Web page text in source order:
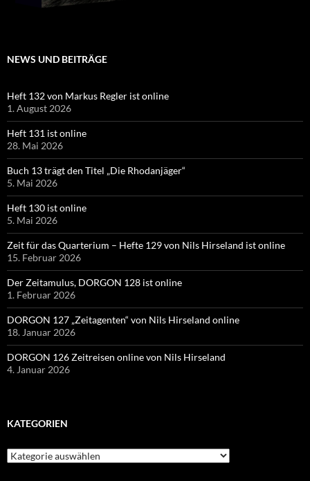
NEWS UND BEITRÄGE
Heft 132 von Markus Regler ist online
1. August 2026
Heft 131 ist online
28. Mai 2026
Buch 13 trägt den Titel „Die Rhodanjäger“
5. Mai 2026
Heft 130 ist online
5. Mai 2026
Zeit für das Quarterium – Hefte 129 von Nils Hirseland ist online
15. Februar 2026
Der Zeitamulus, DORGON 128 ist online
1. Februar 2026
DORGON 127 „Zeitagenten“ von Nils Hirseland online
18. Januar 2026
DORGON 126 Zeitreisen online von Nils Hirseland
4. Januar 2026
KATEGORIEN
Kategorien